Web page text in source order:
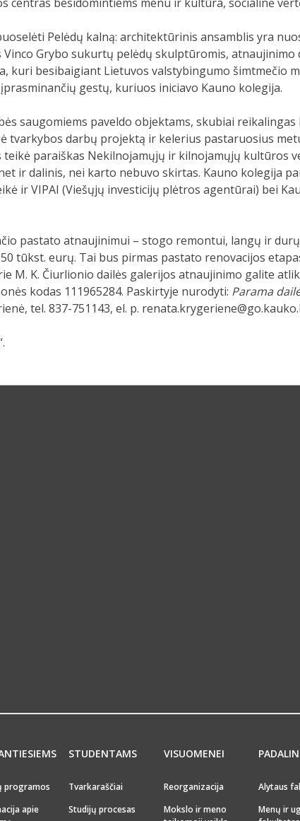
Pelėdų kalną: architektūrinis ansamblis yra
Grybo sukurtų pelėdų skulptūromis,
kuri besibaigiant Lietuvos valstybingumo šimtmečio
gestų, kuriuos iniciavo Kauno kolegija.
saugomiems paveldo objektams, skubiai
tvarkybos darbų projektą ir kelerius pastaruosius
paraiškas Nekilnojamųjų ir kilnojamųjų kultūros
ir dalinis, nei karto nebuvo skirtas. Kauno kolegija
ir VIPAI (Viešųjų investicijų plėtros agentūrai) bei
pastato atnaujinimui – stogo remontui, langų ir
tūkst. eurų. Tai bus pirmas pastato renovacijos
M. K. Čiurlionio dailės galerijos atnaujinimo galite
kodas 111965284. Paskirtyje nurodyti: Parama
tel. 837-751143, el. p.
programos
apie
STUDENTAMS
Tvarkaraščiai
Studijų procesas
VISUOMENEI
Reorganizacija
Mokslo ir meno
Alytaus
Menų ir